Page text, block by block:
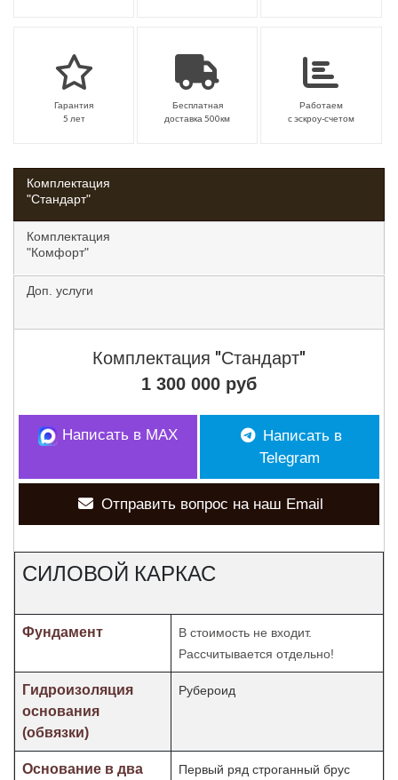
Гарантия
5 лет
Бесплатная
доставка 500км
Работаем
с эскроу-счетом
Комплектация
"Стандарт"
Комплектация
"Комфорт"
Доп. услуги
Комплектация "Стандарт"
1 300 000 руб
Написать в MAX
Написать в
Telegram
Отправить вопрос на наш Email
СИЛОВОЙ КАРКАС
Фундамент
В стоимость не входит.
Рассчитывается отдельно!
Гидроизоляция
основания
(обвязки)
Рубероид
Основание в два
Первый ряд строганный брус